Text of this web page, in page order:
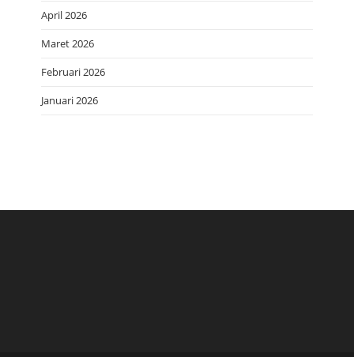
April 2026
Maret 2026
Februari 2026
Januari 2026